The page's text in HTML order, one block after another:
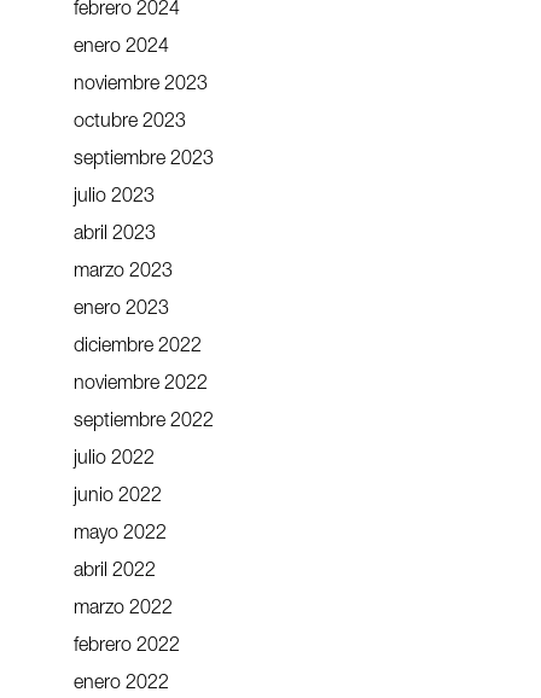
febrero 2024
enero 2024
noviembre 2023
octubre 2023
septiembre 2023
julio 2023
abril 2023
marzo 2023
enero 2023
diciembre 2022
noviembre 2022
septiembre 2022
julio 2022
junio 2022
mayo 2022
abril 2022
marzo 2022
febrero 2022
enero 2022